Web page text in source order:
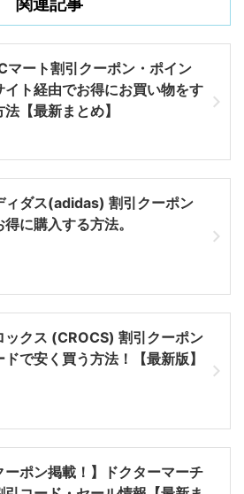
関連記事
マート割引クーポン・ポイン
イト経由でお得にお買い物をす
法【最新まとめ】
ィダス(adidas) 割引クーポン
得に購入する方法。
ックス (CROCS) 割引クーポン
ドで安く買う方法！【最新版】
ーポン掲載！】ドクターマーチ